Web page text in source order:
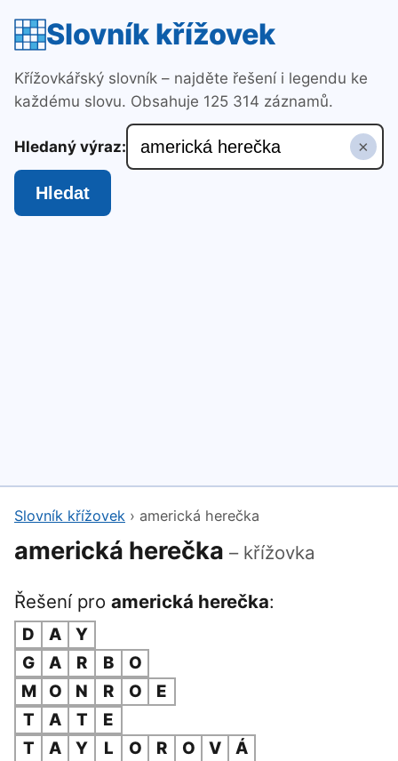
Slovník křížovek
Křížovkářský slovník – najděte řešení i legendu ke
každému slovu. Obsahuje 125 314 záznamů.
Hledaný výraz: ×
Hledat
Slovník křížovek › americká herečka
americká herečka – křížovka
Řešení pro americká herečka:
D A
Y
G
A R B
O
M
O N R O
E
T
A T
E
T
A Y L O R O V Á